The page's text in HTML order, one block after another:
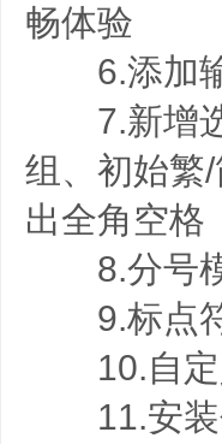
畅体验
6.添加输
7.新增选
组、初始繁
出全角空格
8.分号模
9.标点符
10.自定
11.安装